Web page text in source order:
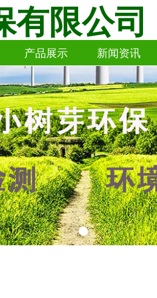
产品展示
产品展示
新闻资讯
新闻资讯
有限公司